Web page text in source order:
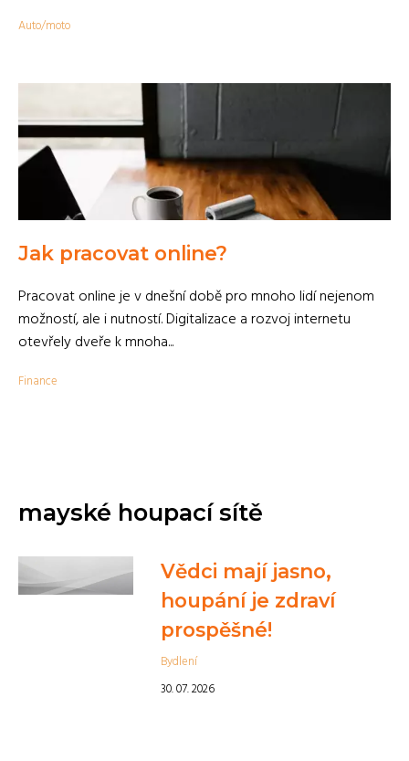
Auto/moto
Jak pracovat online?
Pracovat online je v dnešní době pro mnoho lidí nejenom
možností, ale i nutností. Digitalizace a rozvoj internetu
otevřely dveře k mnoha...
Finance
mayské houpací sítě
Vědci mají jasno,
houpání je zdraví
prospěšné!
Bydlení
30. 07. 2026